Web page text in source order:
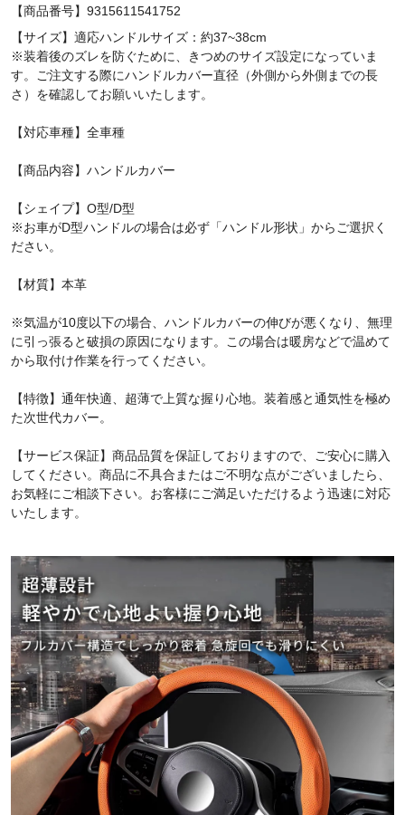
【商品番号】9315611541752
【サイズ】適応ハンドルサイズ：約37~38cm
※装着後のズレを防ぐために、きつめのサイズ設定になっていま
す。ご注文する際にハンドルカバー直径（外側から外側までの長
さ）を確認してお願いいたします。
【対応車種】全車種
【商品内容】ハンドルカバー
【シェイプ】O型/D型
※お車がD型ハンドルの場合は必ず「ハンドル形状」からご選択く
ださい。
【材質】本革
※気温が10度以下の場合、ハンドルカバーの伸びが悪くなり、無理
に引っ張ると破損の原因になります。この場合は暖房などで温めて
から取付け作業を行ってください。
【特徴】通年快適、超薄で上質な握り心地。装着感と通気性を極め
た次世代カバー。
【サービス保証】商品品質を保証しておりますので、ご安心に購入
してください。商品に不具合またはご不明な点がございましたら、
お気軽にご相談下さい。お客様にご満足いただけるよう迅速に対応
いたします。